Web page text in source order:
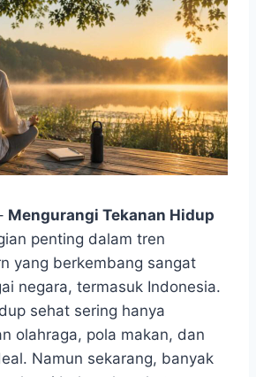
Mengurangi Tekanan Hidup
penting dalam tren
yang berkembang sangat
negara, termasuk Indonesia.
sehat sering hanya
olahraga, pola makan, dan
Namun sekarang, banyak